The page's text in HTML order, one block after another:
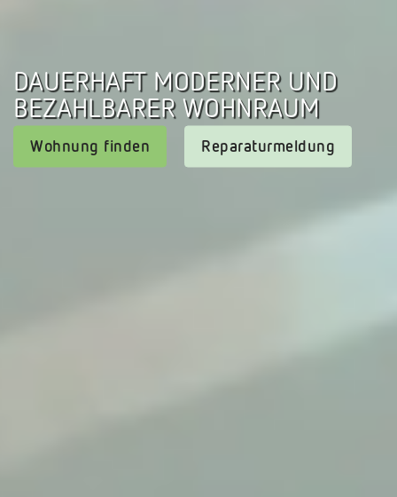
DAUERHAFT MODERNER UND
BEZAHLBARER WOHNRAUM
Wohnung finden Reparaturmeldung